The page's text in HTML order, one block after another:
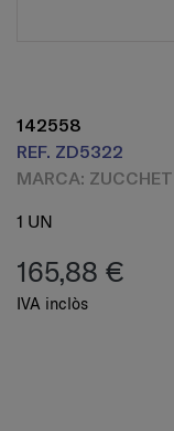
142558
REF. ZD5322
MARCA:
1 UN
165,88 €
IVA inclòs